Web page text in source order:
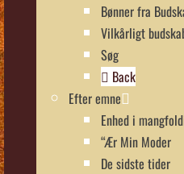
Bønner fra
Vilkårligt
Søg
Back
Efter emne
Enhed i
“Ær Min Moder
De sidste tider